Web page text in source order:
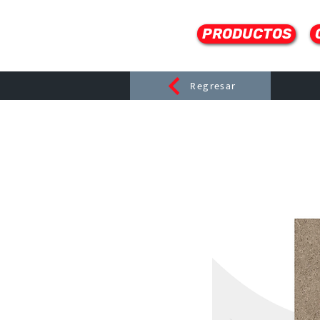
C
PRODUCTOS
Regresar